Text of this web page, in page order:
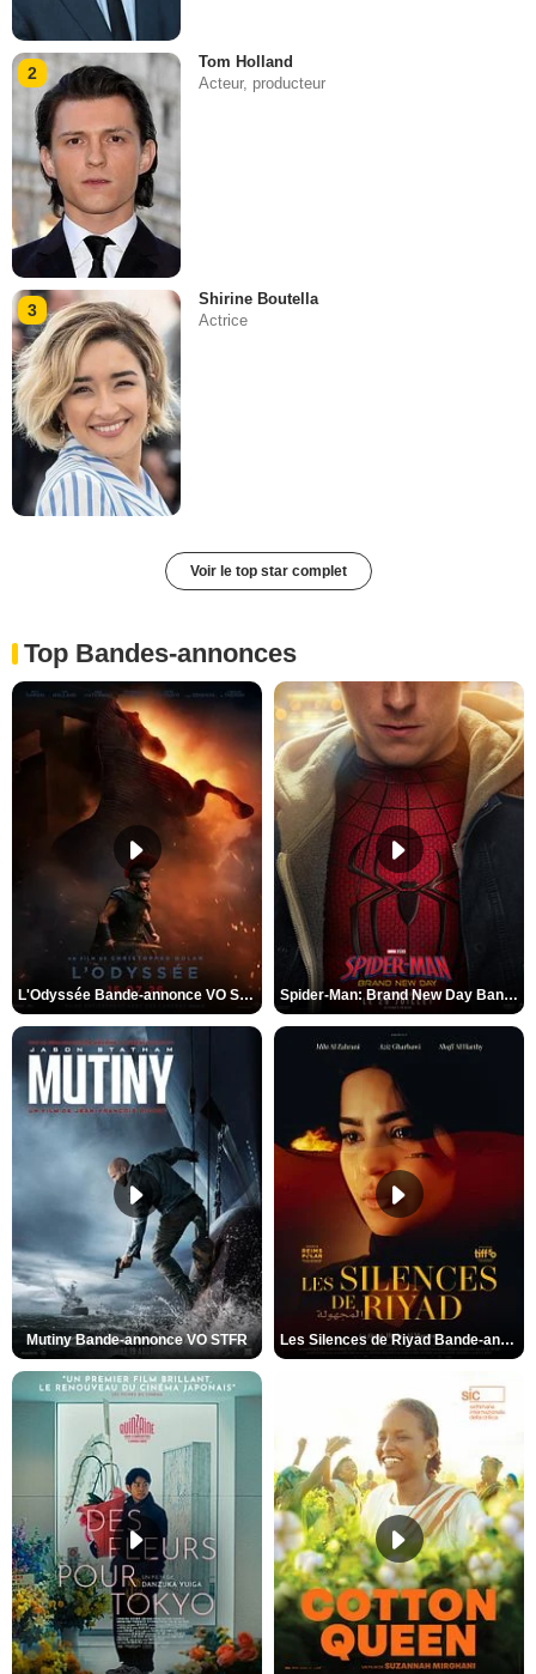
2
Tom Holland
Acteur, producteur
3
Shirine Boutella
Actrice
Voir le top star complet
Top Bandes-annonces
L'Odyssée Bande-annonce VO STFR Spider-Man: Brand New Day Bande-annonce VO STFR
Mutiny Bande-annonce VO STFR Les Silences de Riyad Bande-annonce VO STFR